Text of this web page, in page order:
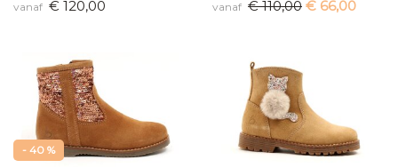
vanaf € 120,00 vanaf € 110,00 € 66,00
- 40 %